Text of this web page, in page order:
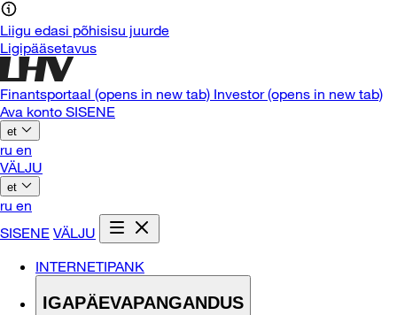
Liigu edasi põhisisu juurde
Ligipääsetavus
Finantsportaal (opens in new tab) Investor(opens in new tab)
Ava konto SISENE
et
ru en
VÄLJU
et
ru en
SISENE VÄLJU
INTERNETIPANK
IGAPÄEVAPANGANDUS